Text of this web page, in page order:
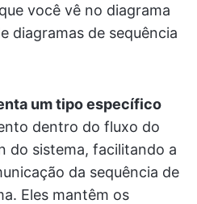
você vê no diagrama
diagramas de sequência
um tipo específico
dentro do fluxo do
do sistema, facilitando a
da sequência de
Eles mantêm os